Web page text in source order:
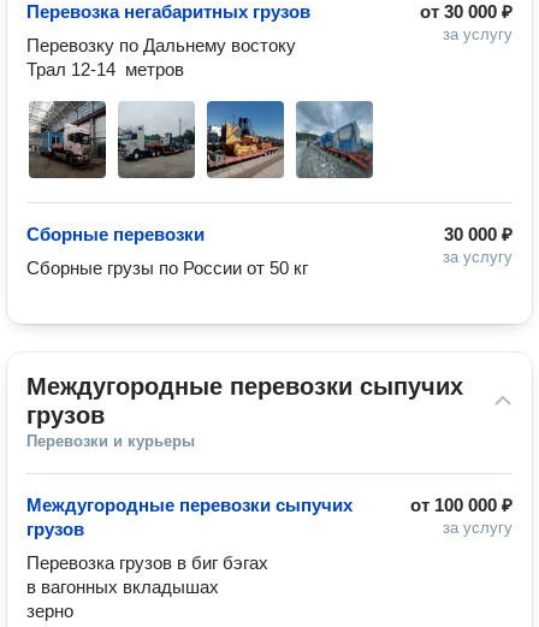
от 30 000 ₽
за услугу
Перевозка негабаритных грузов
Перевозку по Дальнему востоку
Трал 12-14  метров
30 000 ₽
за услугу
Сборные перевозки
Междугородные перевозки сыпучих
грузов
Перевозки и курьеры
от 100 000 ₽
за услугу
Междугородные перевозки сыпучих
грузов
Перевозка грузов в биг бэгах
в вагонных вкладышах
зерно